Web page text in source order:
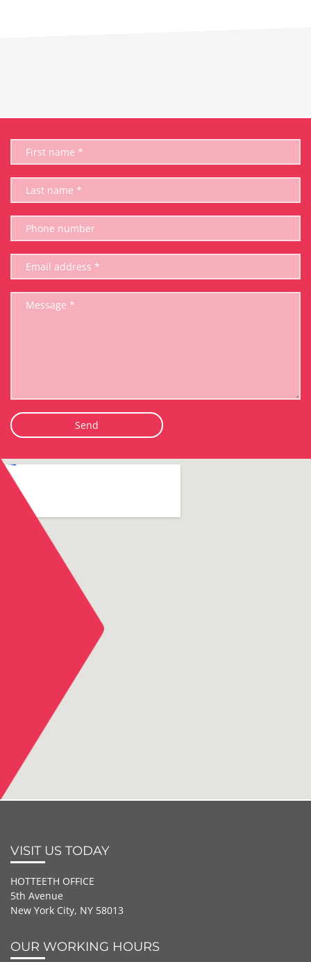
VISIT US TODAY
HOTTEETH OFFICE
5th Avenue
New York City, NY 58013
OUR WORKING HOURS